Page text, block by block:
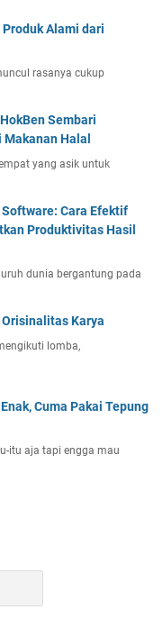
Alami dari
rasanya cukup
Sembari
Halal
yang asik untuk
Cara Efektif
Produktivitas Hasil
dunia bergantung pada
Karya
lomba,
Cuma Pakai Tepung
itu aja tapi engga mau